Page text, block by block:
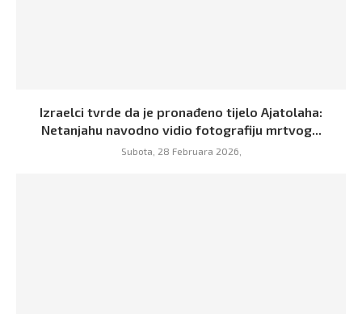
Izraelci tvrde da je pronađeno tijelo Ajatolaha:
Netanjahu navodno vidio fotografiju mrtvog...
Subota, 28 Februara 2026,